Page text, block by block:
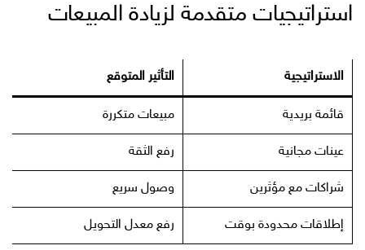
استراتيجيات متقدمة لزيادة المبيعات
الاستراتيجية التأثير المتوقع
قائمة بريدية مبيعات متكررة
عينات مجانية رفع الثقة
شراكات مع مؤثرين وصول سريع
إطلاقات محدودة بوقت رفع معدل التحويل